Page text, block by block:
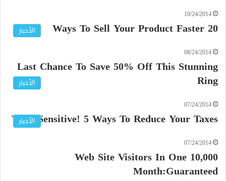
10/24/2014
20 Ways To Sell Your Product Faster الأخبار
08/24/2014
Last Chance To Save 50% Off This Stunning
Ring الأخبار
07/24/2014
Time Sensitive! 5 Ways To Reduce Your Taxes
الأخبار
07/24/2014
10,000 Web Site Visitors In One
Month:Guaranteed